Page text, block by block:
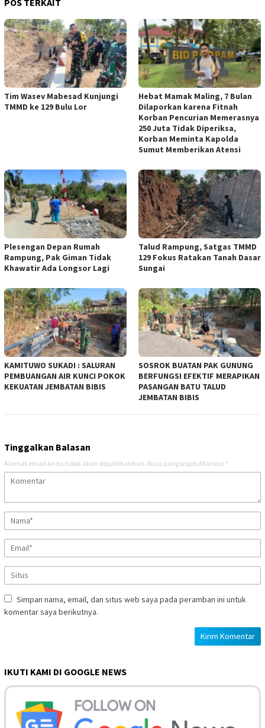
POS TERKAIT
Tim Wasev Mabesad Kunjungi
TMMD ke 129 Bulu Lor
Hebat Mamak Maling, 7 Bulan
Dilaporkan karena Fitnah
Korban Pencurian Memerasnya
250 Juta Tidak Diperiksa,
Korban Meminta Kapolda
Sumut Memberikan Atensi
Plesengan Depan Rumah
Rampung, Pak Giman Tidak
Khawatir Ada Longsor Lagi
Talud Rampung, Satgas TMMD
129 Fokus Ratakan Tanah Dasar
Sungai
KAMITUWO SUKADI : SALURAN
PEMBUANGAN AIR KUNCI POKOK
KEKUATAN JEMBATAN BIBIS
SOSROK BUATAN PAK GUNUNG
BERFUNGSI EFEKTIF MERAPIKAN
PASANGAN BATU TALUD
JEMBATAN BIBIS
Tinggalkan Balasan
Alamat email Anda tidak akan dipublikasikan. Ruas yang wajib ditandai *
Simpan nama, email, dan situs web saya pada peramban ini untuk
komentar saya berikutnya.
IKUTI KAMI DI GOOGLE NEWS